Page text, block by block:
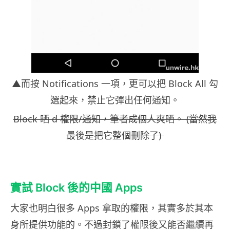
▲而按 Notifications 一項，更可以把 Block All 勾
選起來，禁止它彈出任何通知。
Block 晒 d 權限/通知，筆者成個人爽晒。 (當然我
最後是把它整個刪除了)
實試 Block 後的中國 Apps
大家也明白很多 Apps 拿取的權限，其實多於其本
身所提供功能的。不過封鎖了權限後又能否繼續再